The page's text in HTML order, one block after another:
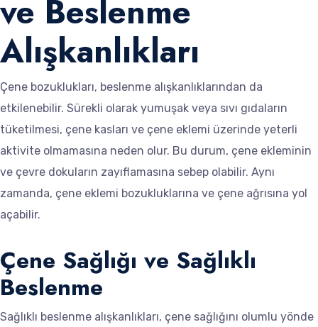
ve Beslenme
Alışkanlıkları
Çene bozuklukları, beslenme alışkanlıklarından da
etkilenebilir. Sürekli olarak yumuşak veya sıvı gıdaların
tüketilmesi, çene kasları ve çene eklemi üzerinde yeterli
aktivite olmamasına neden olur. Bu durum, çene ekleminin
ve çevre dokuların zayıflamasına sebep olabilir. Aynı
zamanda, çene eklemi bozukluklarına ve çene ağrısına yol
açabilir.
Çene Sağlığı ve Sağlıklı
Beslenme
Sağlıklı beslenme alışkanlıkları, çene sağlığını olumlu yönde